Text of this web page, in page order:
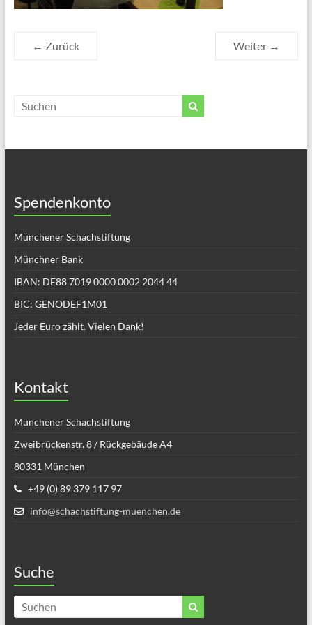
← Zurück Weiter →
Spendenkonto
Münchener Schachstiftung
Münchner Bank
IBAN: DE88 7019 0000 0002 2044 44
BIC: GENODEF1M01
Jeder Euro zählt. Vielen Dank!
Kontakt
Münchener Schachstiftung
Zweibrückenstr. 8 / Rückgebäude A4
80331 München
+49 (0) 89 379 117 97
info@schachstiftung-muenchen.de
Suche